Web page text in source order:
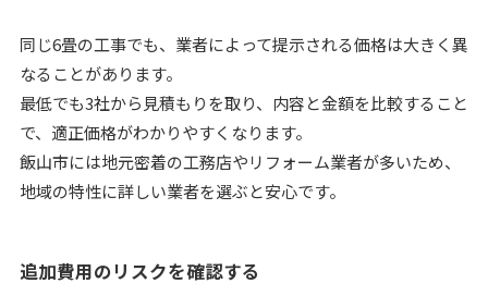
同じ6畳の工事でも、業者によって提示される価格は大きく異
なることがあります。
最低でも3社から見積もりを取り、内容と金額を比較すること
で、適正価格がわかりやすくなります。
飯山市には地元密着の工務店やリフォーム業者が多いため、
地域の特性に詳しい業者を選ぶと安心です。
追加費用のリスクを確認する